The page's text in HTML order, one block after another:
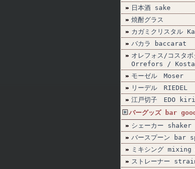
日本酒 sake
焼酎グラス
カガミクリスタル
バカラ baccarat
オレフォス/コスタボ
Orrefors / Kosta
モーゼル Moser
リーデル RIEDEL
江戸切子 EDO
バーグッズ bar
シェーカー shaker
バースプーン bar
ミキシング
ストレーナー